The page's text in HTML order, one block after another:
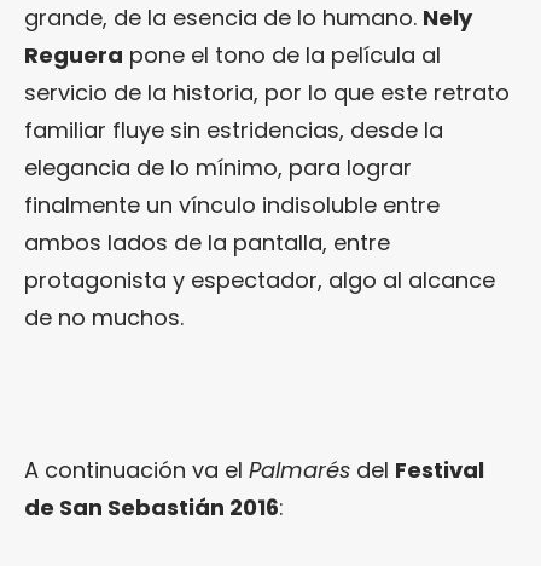
grande, de la esencia de lo humano. Nely
Reguera pone el tono de la película al
servicio de la historia, por lo que este retrato
familiar fluye sin estridencias, desde la
elegancia de lo mínimo, para lograr
finalmente un vínculo indisoluble entre
ambos lados de la pantalla, entre
protagonista y espectador, algo al alcance
de no muchos.
A continuación va el Palmarés del Festival
de San Sebastián 2016: